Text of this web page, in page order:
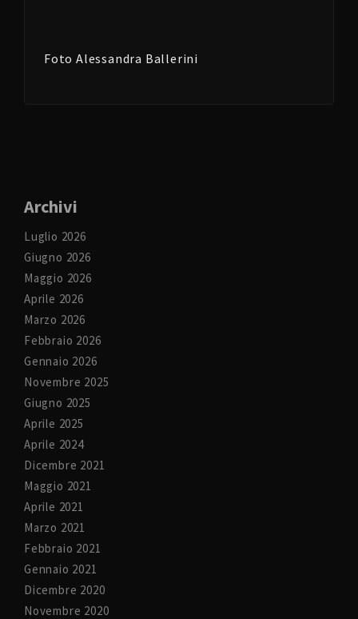
Foto Alessandra Ballerini
Archivi
Luglio 2026
Giugno 2026
Maggio 2026
Aprile 2026
Marzo 2026
Febbraio 2026
Gennaio 2026
Novembre 2025
Giugno 2025
Aprile 2025
Aprile 2024
Dicembre 2021
Maggio 2021
Aprile 2021
Marzo 2021
Febbraio 2021
Gennaio 2021
Dicembre 2020
Novembre 2020